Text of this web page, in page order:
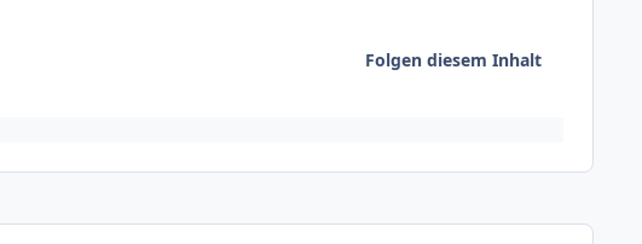
Folgen diesem Inhalt